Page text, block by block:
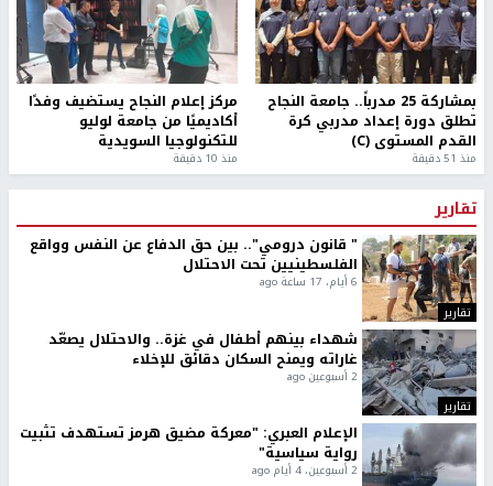
بمشاركة 25 مدرباً.. جامعة النجاح
تطلق دورة إعداد مدربي كرة
القدم المستوى (C)
منذ 51 دقيقة
مركز إعلام النجاح يستضيف وفدًا
أكاديميًا من جامعة لوليو
للتكنولوجيا السويدية
منذ 10 دقيقة
تقارير
تقارير
" قانون درومي".. بين حق الدفاع عن النفس وواقع
الفلسطينيين تحت الاحتلال
6 أيام، 17 ساعة ago
تقارير
شهداء بينهم أطفال في غزة.. والاحتلال يصعّد
غاراته ويمنح السكان دقائق للإخلاء
2 أسبوعين ago
الإعلام العبري: "معركة مضيق هرمز تستهدف تثبيت
رواية سياسية"
2 أسبوعين، 4 أيام ago